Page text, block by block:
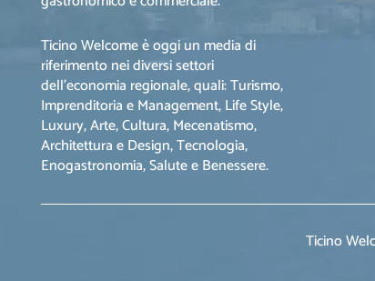
Ticino Welcome è oggi un media di
riferimento nei diversi settori
dell’economia regionale, quali: Turismo,
Imprenditoria e Management, Life Style,
Luxury, Arte, Cultura, Mecenatismo,
Architettura e Design, Tecnologia,
Enogastronomia, Salute e Benessere.
Ticino